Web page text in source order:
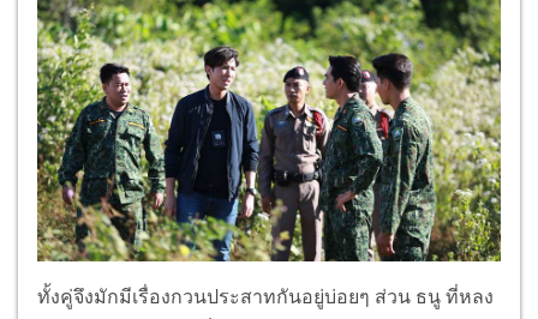
ทั้งคู่จึงมักมีเรื่องกวนประสาทกันอยู่บ่อยๆ ส่วน ธนู ที่หลง